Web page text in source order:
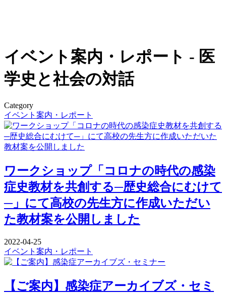
イベント案内・レポート - 医
学史と社会の対話
Category
イベント案内・レポート
ワークショップ「コロナの時代の感染
症史教材を共創する─歴史総合にむけて
─」にて高校の先生方に作成いただい
た教材案を公開しました
2022-04-25
イベント案内・レポート
【ご案内】感染症アーカイブズ・セミ